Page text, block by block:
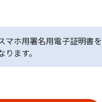
マホ用署名用電子証明書
ます。